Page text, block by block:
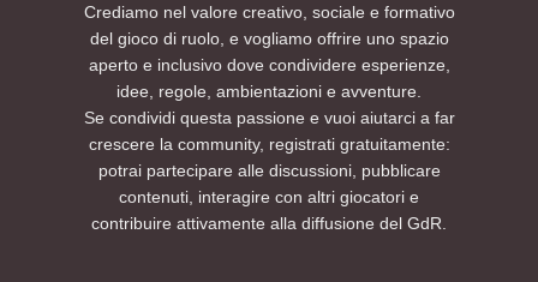
Crediamo nel valore creativo, sociale e formativo
del gioco di ruolo, e vogliamo offrire uno spazio
aperto e inclusivo dove condividere esperienze,
idee, regole, ambientazioni e avventure.
Se condividi questa passione e vuoi aiutarci a far
crescere la community, registrati gratuitamente:
potrai partecipare alle discussioni, pubblicare
contenuti, interagire con altri giocatori e
contribuire attivamente alla diffusione del GdR.